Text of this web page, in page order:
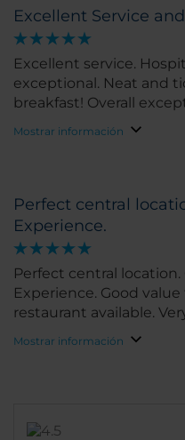
Excellent Service
Excellent service.
exceptional. Neat and
breakfast! Overall
Mostrar información
Perfect central
Experience.
Perfect central location.
Experience. Good
restaurant available.
Mostrar información